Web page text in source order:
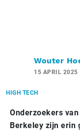
Wouter
15 APRIL 2025
HIGH TECH
Onderzoekers
Berkeley zijn erin